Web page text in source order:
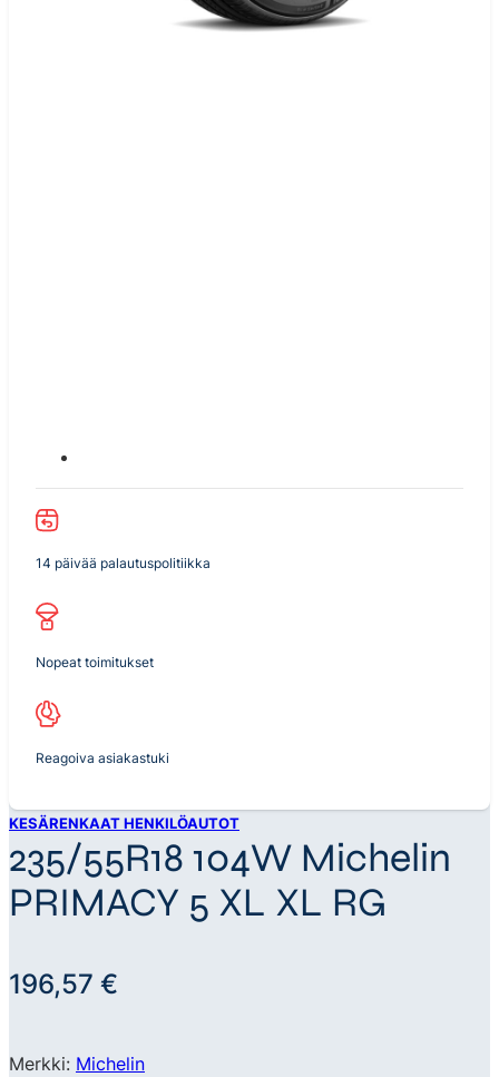
14 päivää palautuspolitiikka
Nopeat toimitukset
Reagoiva asiakastuki
KESÄRENKAAT HENKILÖAUTOT
235/55R18 104W Michelin
PRIMACY 5 XL XL RG
196,57 €
Merkki: Michelin